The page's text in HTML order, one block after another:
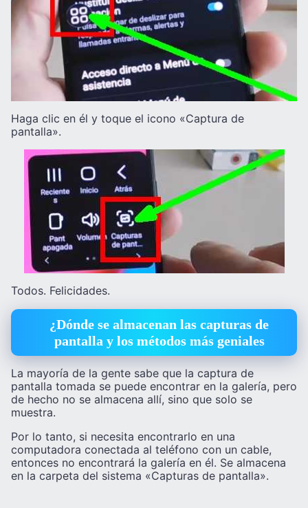
Haga clic en él y toque el icono «Captura de
pantalla».
Todos. Felicidades.
¿Dónde se almacenan las capturas de
pantalla y los métodos más geniales
La mayoría de la gente sabe que la captura de
pantalla tomada se puede encontrar en la galería, pero
de hecho no se almacena allí, sino que solo se
muestra.
Por lo tanto, si necesita encontrarlo en una
computadora conectada al teléfono con un cable,
entonces no encontrará la galería en él. Se almacena
en la carpeta del sistema «Capturas de pantalla».